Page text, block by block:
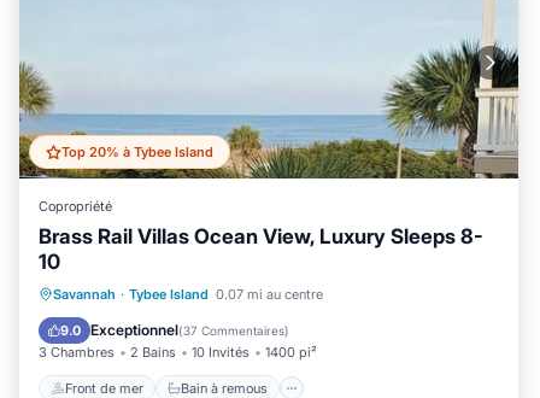
Top 20% à Tybee Island
Copropriété
Brass Rail Villas Ocean View, Luxury Sleeps 8-
10
Savannah · Tybee Island 0.07 mi au centre
9.0 Exceptionnel(37 Commentaires)
3 Chambres 2 Bains 10 Invités 1400 pi²
Front de mer Bain à remous
Front de mer
Bain à remous
Cheminée/Chauffage